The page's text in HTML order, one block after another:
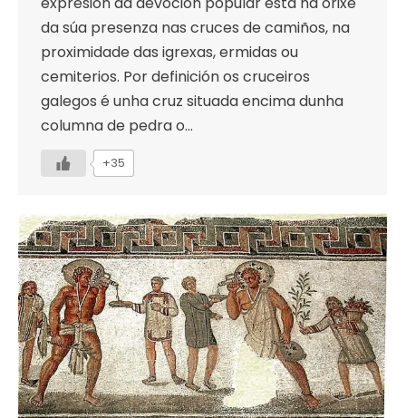
da súa presenza nas cruces de camiños, na
proximidade das igrexas, ermidas ou
cemiterios. Por definición os cruceiros
galegos é unha cruz situada encima dunha
columna de pedra o…
+35